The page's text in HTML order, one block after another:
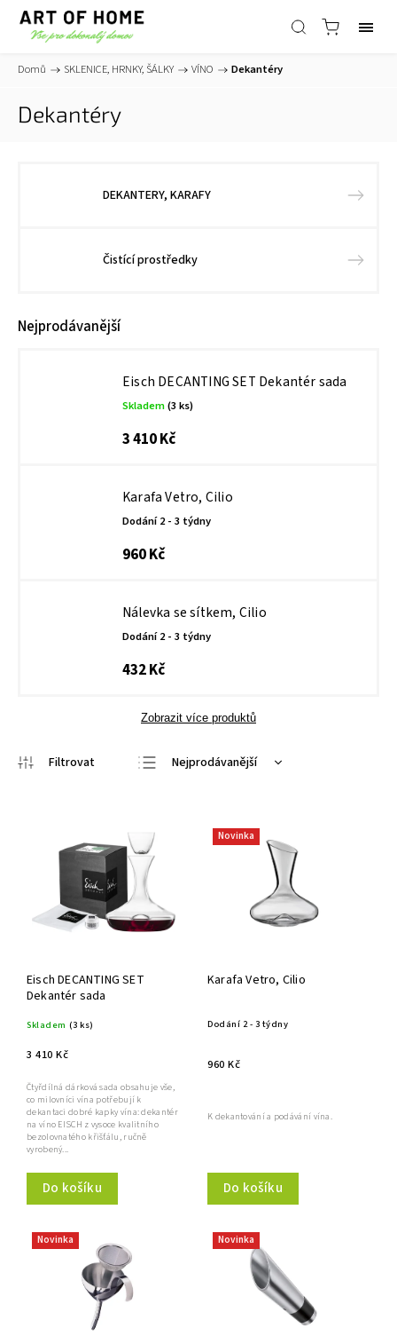
Domů / SKLENICE, HRNKY, ŠÁLKY / VÍNO / Dekantéry
Dekantéry
DEKANTERY, KARAFY
Čistící prostředky
Nejprodávanější
Eisch DECANTING SET Dekantér sada
Skladem(3 ks)
3 410 Kč
Karafa Vetro, Cilio
Dodání 2 - 3 týdny
960 Kč
Nálevka se sítkem, Cilio
Dodání 2 - 3 týdny
432 Kč
Zobrazit více produktů
Nejdražší
Nejprodávanější
Eisch DECANTING SET
Dekantér sada
Skladem (3 ks)
3 410 Kč
Do košíku
Čtyřdílná dárková sada obsahuje vše,
co milovníci vína potřebují k
dekantaci dobré kapky vína: dekantér
na víno EISCH z vysoce kvalitního
bezolovnatého křišťálu, ručně
vyrobený...
Novinka
Karafa Vetro, Cilio
Dodání 2 - 3 týdny
960 Kč
Do košíku
K dekantování a podávání vína.
Novinka Novinka